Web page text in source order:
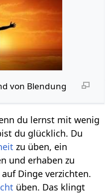
von Blendung
du lernst mit wenig
du glücklich. Du
zu üben, ein
und erhaben zu
Dinge verzichten.
üben. Das klingt